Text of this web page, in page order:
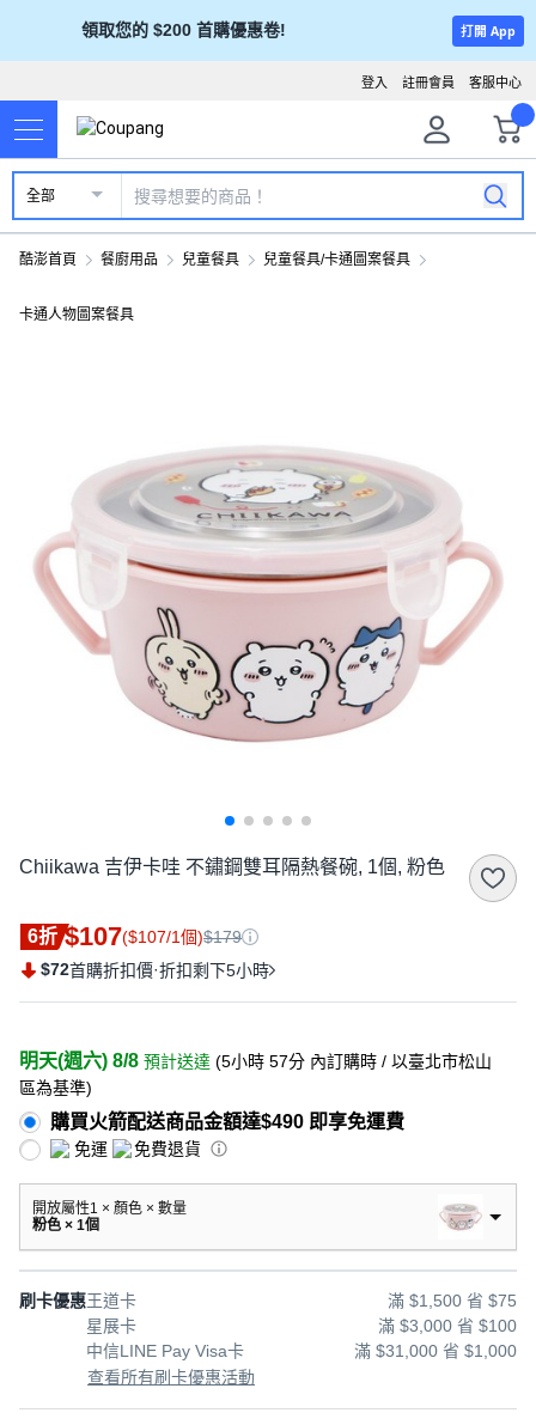
領取您的 $200 首購優惠卷! 打開 App
客服中心
註冊會員
登入
全部
酷澎首頁 餐廚用品 兒童餐具 兒童餐具/卡通圖案餐具
卡通人物圖案餐具
Chiikawa 吉伊卡哇 不鏽鋼雙耳隔熱餐碗, 1個, 粉色
6折 $107($107/1個)$179
$72首購折扣價·折扣剩下5小時
明天(週六) 8/8 預計送達 (5小時 57分 內訂購時 / 以臺北市松山
區為基準)
購買火箭配送商品金額達$490 即享免運費
免運 免費退貨
開放屬性1 × 顏色 × 數量
粉色 × 1個
刷卡優惠王道卡
滿 $1,500 省 $75
星展卡
滿 $3,000 省 $100
中信LINE Pay Visa卡
滿 $31,000 省 $1,000
查看所有刷卡優惠活動